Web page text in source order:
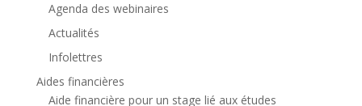
Agenda des webinaires
Actualités
Infolettres
Aides financières
Aide financière pour un stage lié aux études